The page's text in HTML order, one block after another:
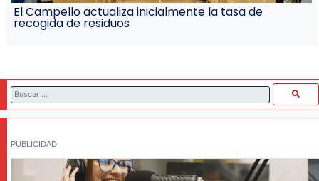
El Campello actualiza inicialmente la tasa de
recogida de residuos
PUBLICIDAD